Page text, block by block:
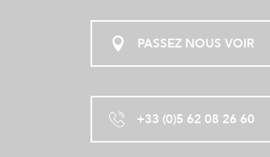
PASSEZ NOUS VOIR
+33 (0)5 62 08 26 60